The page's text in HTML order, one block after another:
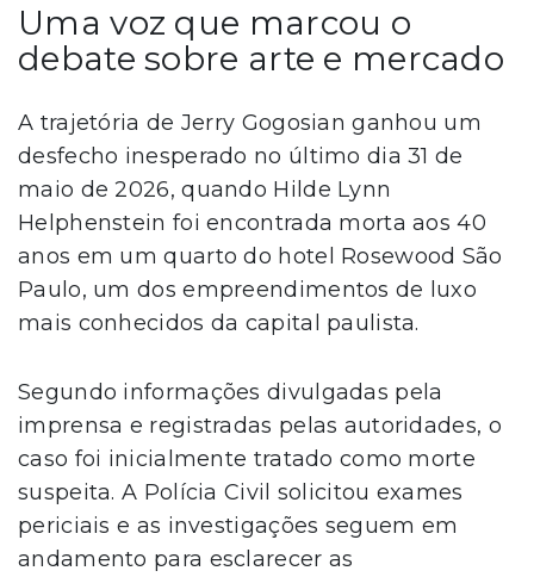
Uma voz que marcou o
debate sobre arte e mercado
A trajetória de Jerry Gogosian ganhou um
desfecho inesperado no último dia 31 de
maio de 2026, quando Hilde Lynn
Helphenstein foi encontrada morta aos 40
anos em um quarto do hotel Rosewood São
Paulo, um dos empreendimentos de luxo
mais conhecidos da capital paulista.
Segundo informações divulgadas pela
imprensa e registradas pelas autoridades, o
caso foi inicialmente tratado como morte
suspeita. A Polícia Civil solicitou exames
periciais e as investigações seguem em
andamento para esclarecer as